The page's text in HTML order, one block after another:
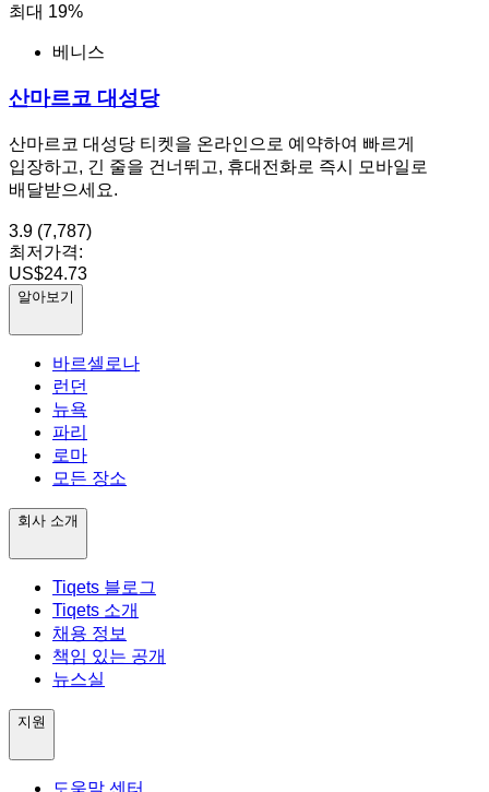
최대 19%
베니스
산마르코 대성당
산마르코 대성당 티켓을 온라인으로 예약하여 빠르게
입장하고, 긴 줄을 건너뛰고, 휴대전화로 즉시 모바일로
배달받으세요.
3.9 (7,787)
최저가격:
US$24.73
알아보기
바르셀로나
런던
뉴욕
파리
로마
모든 장소
회사 소개
Tiqets 블로그
Tiqets 소개
채용 정보
책임 있는 공개
뉴스실
지원
도움말 센터